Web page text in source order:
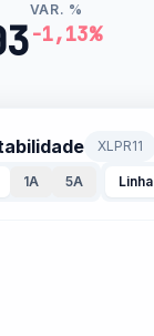
VAR. %
-1,13%
XLPR11
1A 5A Linha